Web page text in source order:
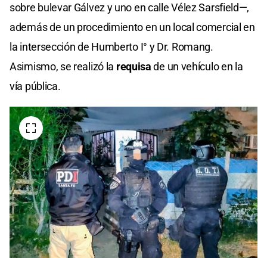
sobre bulevar Gálvez y uno en calle Vélez Sarsfield—,
además de un procedimiento en un local comercial en
la intersección de Humberto I° y Dr. Romang.
Asimismo, se realizó la requisade un vehículo en la
vía pública.